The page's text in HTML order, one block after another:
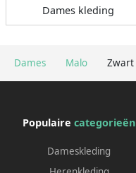
Dames Malo Zwart
Dames kleding
Populaire categorieën
Dameskleding